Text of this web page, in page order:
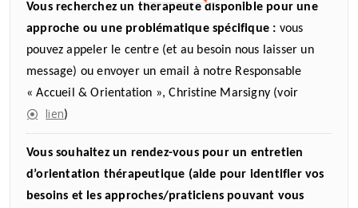
Vous recherchez un thérapeute disponible pour une
approche ou une problématique spécifique : vous
pouvez appeler le centre (et au besoin nous laisser un
message) ou envoyer un email à notre Responsable
« Accueil & Orientation », Christine Marsigny (voir
lien)
Vous souhaitez un rendez-vous pour un entretien
d’orientation thérapeutique (aide pour identifier vos
besoins et les approches/praticiens pouvant vous